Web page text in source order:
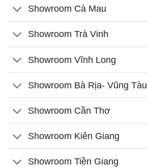
Showroom Cà Mau
Showroom Trà Vinh
Showroom Vĩnh Long
Showroom Bà Rịa- Vũng Tàu
Showroom Cần Thơ
Showroom Kiên Giang
Showroom Tiền Giang